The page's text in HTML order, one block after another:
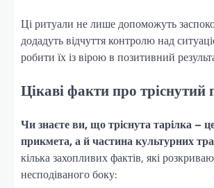
Ці ритуали не лише допоможуть
додадуть відчуття контролю над
робити їх із вірою в позитивний
Цікаві факти про тріснутий
Чи знаєте ви, що тріснута тарілка –
прикмета, а й частина культурних
кілька захопливих фактів, які
несподіваного боку: